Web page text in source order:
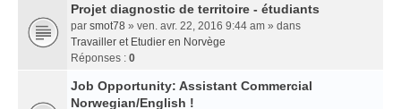
Projet diagnostic de territoire - étudiants
par smot78 » ven. avr. 22, 2016 9:44 am » dans
Travailler et Etudier en Norvège
Réponses : 0
Job Opportunity: Assistant Commercial
Norwegian/English !